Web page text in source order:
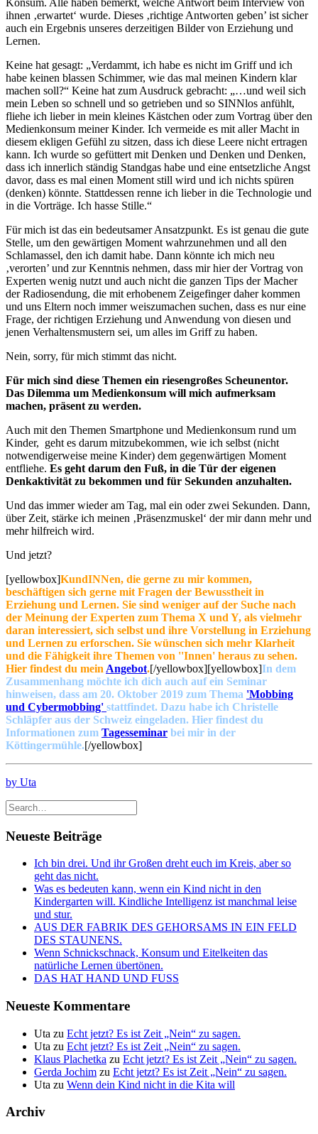
ihnen ‚erwartet‘ wurde. Dieses ‚richtige Antworten geben’ ist sicher
auch ein Ergebnis unseres derzeitigen Bilder von Erziehung und
Lernen.
Keine hat gesagt: „Verdammt, ich habe es nicht im Griff und ich
habe keinen blassen Schimmer, wie das mal meinen Kindern klar
machen soll?“ Keine hat zum Ausdruck gebracht: „…und weil sich
mein Leben so schnell und so getrieben und so SINNlos anfühlt,
fliehe ich lieber in mein kleines Kästchen oder zum Vortrag über den
Medienkonsum meiner Kinder. Ich vermeide es mit aller Macht in
diesem ekligen Gefühl zu sitzen, dass ich diese Leere nicht ertragen
kann. Ich wurde so gefüttert mit Denken und Denken und Denken,
dass ich innerlich ständig Standgas habe und eine entsetzliche Angst
davor, dass es mal einen Moment still wird und ich nichts spüren
(denken) könnte. Stattdessen renne ich lieber in die Technologie und
in die Vorträge. Ich hasse Stille.“
Für mich ist das ein bedeutsamer Ansatzpunkt. Es ist genau die gute
Stelle, um den gewärtigen Moment wahrzunehmen und all den
Schlamassel, den ich damit habe. Dann könnte ich mich neu
‚verorten’ und zur Kenntnis nehmen, dass mir hier der Vortrag von
Experten wenig nutzt und auch nicht die ganzen Tips der Macher
der Radiosendung, die mit erhobenem Zeigefinger daher kommen
und uns Eltern noch immer weiszumachen suchen, dass es nur eine
Frage, der richtigen Erziehung und Anwendung von diesen und
jenen Verhaltensmustern sei, um alles im Griff zu haben.
Nein, sorry, für mich stimmt das nicht.
Für mich sind diese Themen ein riesengroßes Scheunentor.
Das Dilemma um Medienkonsum will mich aufmerksam
machen, präsent zu werden.
Auch mit den Themen Smartphone und Medienkonsum rund um
Kinder, geht es darum mitzubekommen, wie ich selbst (nicht
notwendigerweise meine Kinder) dem gegenwärtigen Moment
entfliehe. Es geht darum den Fuß, in die Tür der eigenen
Denkaktivität zu bekommen und für Sekunden anzuhalten.
Und das immer wieder am Tag, mal ein oder zwei Sekunden. Dann,
über Zeit, stärke ich meinen ‚Präsenzmuskel‘ der mir dann mehr und
mehr hilfreich wird.
Und jetzt?
[yellowbox]KundINNen, die gerne zu mir kommen,
beschäftigen sich gerne mit Fragen der Bewusstheit in
Erziehung und Lernen. Sie sind weniger auf der Suche nach
der Meinung der Experten zum Thema X und Y, als vielmehr
daran interessiert, sich selbst und ihre Vorstellung in Erziehung
und Lernen zu erforschen. Sie wünschen sich mehr Klarheit
und die Fähigkeit ihre Themen von ''Innen' heraus zu sehen.
Hier findest du mein Angebot.[/yellowbox][yellowbox]In dem
Zusammenhang möchte ich dich auch auf ein Seminar
hinweisen, dass am 20. Oktober 2019 zum Thema 'Mobbing
und Cybermobbing' stattfindet. Dazu habe ich Christelle
Schläpfer aus der Schweiz eingeladen. Hier findest du
Informationen zum Tagesseminar bei mir in der
Köttingermühle.[/yellowbox]
by Uta
Neueste Beiträge
Ich bin drei. Und ihr Großen dreht euch im Kreis, aber so
geht das nicht.
Was es bedeuten kann, wenn ein Kind nicht in den
Kindergarten will. Kindliche Intelligenz ist manchmal leise
und stur.
AUS DER FABRIK DES GEHORSAMS IN EIN FELD
DES STAUNENS.
Wenn Schnickschnack, Konsum und Eitelkeiten das
natürliche Lernen übertönen.
DAS HAT HAND UND FUSS
Neueste Kommentare
Uta zu Echt jetzt? Es ist Zeit „Nein“ zu sagen.
Uta zu Echt jetzt? Es ist Zeit „Nein“ zu sagen.
Klaus Plachetka zu Echt jetzt? Es ist Zeit „Nein“ zu sagen.
Gerda Jochim zu Echt jetzt? Es ist Zeit „Nein“ zu sagen.
Uta zu Wenn dein Kind nicht in die Kita will
Archiv